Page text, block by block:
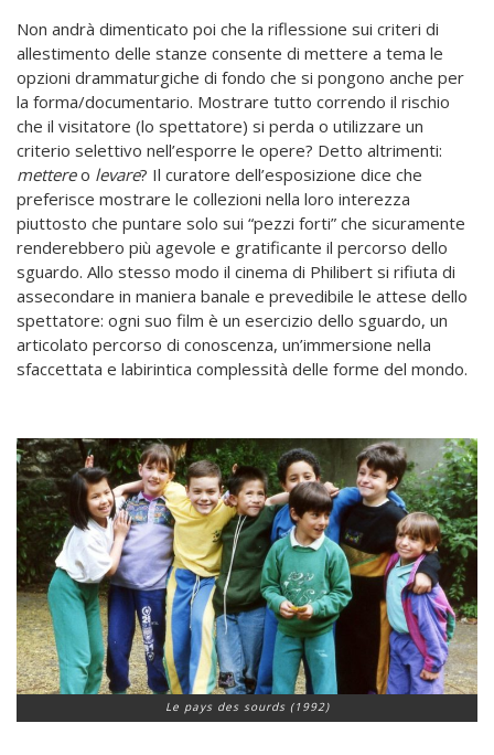
Non andrà dimenticato poi che la riflessione sui criteri di
allestimento delle stanze consente di mettere a tema le
opzioni drammaturgiche di fondo che si pongono anche per
la forma/documentario. Mostrare tutto correndo il rischio
che il visitatore (lo spettatore) si perda o utilizzare un
criterio selettivo nell’esporre le opere? Detto altrimenti:
mettereo levare? Il curatore dell’esposizione dice che
preferisce mostrare le collezioni nella loro interezza
piuttosto che puntare solo sui “pezzi forti” che sicuramente
renderebbero più agevole e gratificante il percorso dello
sguardo. Allo stesso modo il cinema di Philibert si rifiuta di
assecondare in maniera banale e prevedibile le attese dello
spettatore: ogni suo film è un esercizio dello sguardo, un
articolato percorso di conoscenza, un’immersione nella
sfaccettata e labirintica complessità delle forme del mondo.
Le pays des sourds (1992)